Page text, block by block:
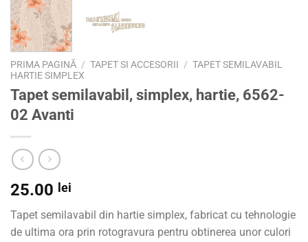
PRIMA PAGINĂ / TAPET SI ACCESORII / TAPET SEMILAVABIL
HARTIE SIMPLEX
Tapet semilavabil, simplex, hartie, 6562-
02 Avanti
25.00 lei
Tapet semilavabil din hartie simplex, fabricat cu tehnologie
de ultima ora prin rotogravura pentru obtinerea unor culori